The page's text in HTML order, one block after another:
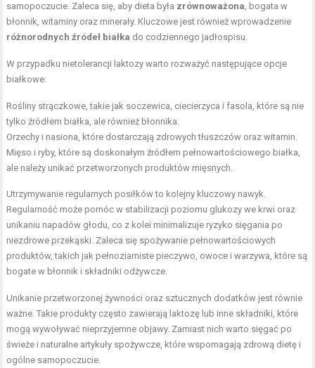
samopoczucie. Zaleca się, aby dieta była zrównoważona, bogata w
błonnik, witaminy oraz minerały. Kluczowe jest również wprowadzenie
różnorodnych źródeł białka do codziennego jadłospisu.
W przypadku nietolerancji laktozy warto rozważyć następujące opcje
białkowe:
Rośliny strączkowe, takie jak soczewica, ciecierzyca i fasola, które są nie
tylko źródłem białka, ale również błonnika.
Orzechy i nasiona, które dostarczają zdrowych tłuszczów oraz witamin.
Mięso i ryby, które są doskonałym źródłem pełnowartościowego białka,
ale należy unikać przetworzonych produktów mięsnych.
Utrzymywanie regularnych posiłków to kolejny kluczowy nawyk.
Regularność może pomóc w stabilizacji poziomu glukozy we krwi oraz
unikaniu napadów głodu, co z kolei minimalizuje ryzyko sięgania po
niezdrowe przekąski. Zaleca się spożywanie pełnowartościowych
produktów, takich jak pełnoziarniste pieczywo, owoce i warzywa, które są
bogate w błonnik i składniki odżywcze.
Unikanie przetworzonej żywności oraz sztucznych dodatków jest równie
ważne. Takie produkty często zawierają laktozę lub inne składniki, które
mogą wywoływać nieprzyjemne objawy. Zamiast nich warto sięgać po
świeże i naturalne artykuły spożywcze, które wspomagają zdrową dietę i
ogólne samopoczucie.